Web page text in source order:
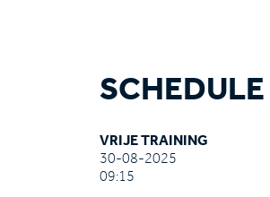
SCHEDULE
VRIJE TRAINING
30-08-2025
09:15